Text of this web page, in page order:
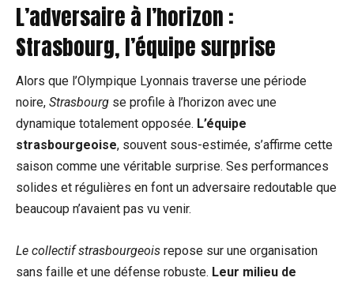
L’adversaire à l’horizon :
Strasbourg, l’équipe surprise
Alors que l’Olympique Lyonnais traverse une période
noire, Strasbourg se profile à l’horizon avec une
dynamique totalement opposée. L’équipe
strasbourgeoise, souvent sous-estimée, s’affirme cette
saison comme une véritable surprise. Ses performances
solides et régulières en font un adversaire redoutable que
beaucoup n’avaient pas vu venir.
Le collectif strasbourgeois repose sur une organisation
sans faille et une défense robuste. Leur milieu de